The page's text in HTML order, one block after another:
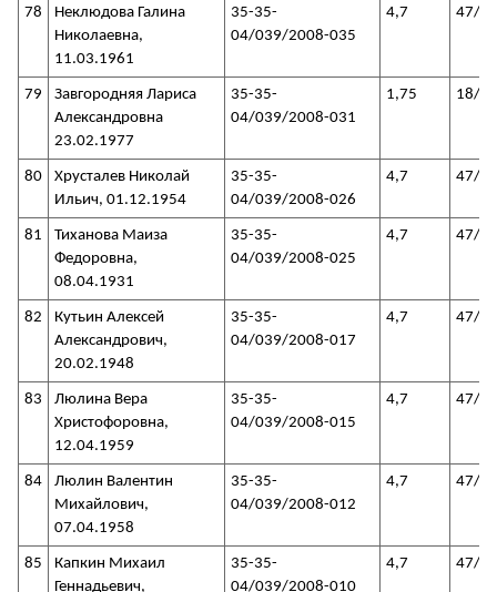
78
Неклюдова Галина
Николаевна,
11.03.1961
35-35-
04/039/2008-035
4,7 47/
79
Завгородняя Лариса
Александровна
23.02.1977
35-35-
04/039/2008-031
1,75 18/
80
Хрусталев Николай
Ильич, 01.12.1954
35-35-
04/039/2008-026
4,7 47/
81
Тиханова Маиза
Федоровна,
08.04.1931
35-35-
04/039/2008-025
4,7 47/
82
Кутьин Алексей
Александрович,
20.02.1948
35-35-
04/039/2008-017
4,7 47/
83
Люлина Вера
Христофоровна,
12.04.1959
35-35-
04/039/2008-015
4,7 47/
84
Люлин Валентин
Михайлович,
07.04.1958
35-35-
04/039/2008-012
4,7 47/
85
Капкин Михаил
Геннадьевич,
35-35-
04/039/2008-010
4,7 47/